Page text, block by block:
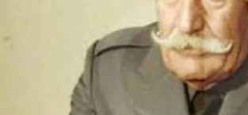
Ekonomi
Forum